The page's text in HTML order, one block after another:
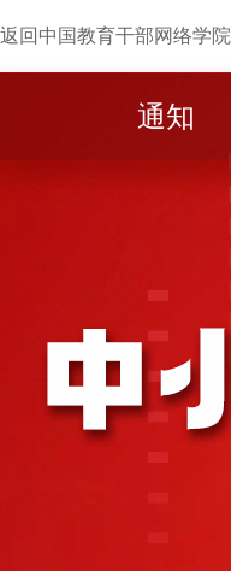
返回中国教育干部网络学院
通知